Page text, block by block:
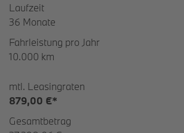
Laufzeit
36 Monate
Fahrleistung pro Jahr
10.000 km
mtl. Leasingraten
879,00 €*
Gesamtbetrag